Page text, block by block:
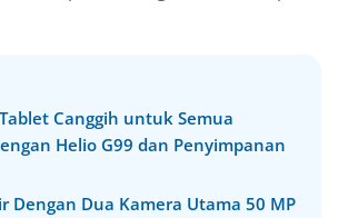
Canggih untuk Semua
Helio G99 dan Penyimpanan
Dengan Dua Kamera Utama 50 MP